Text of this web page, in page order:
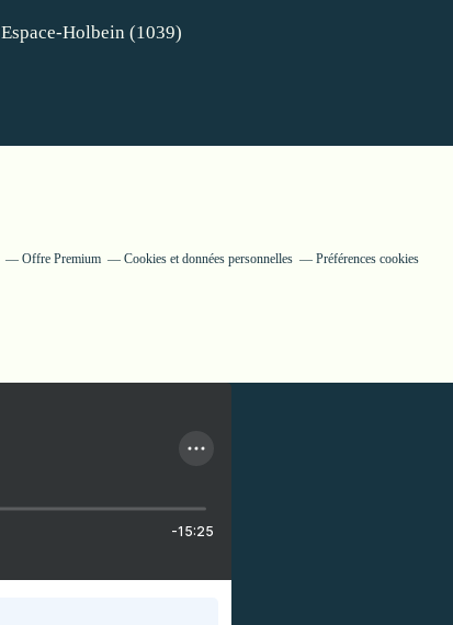
Espace-Holbein (1039)
Offre Premium Cookies et données personnelles Préférences cookies
-15:25